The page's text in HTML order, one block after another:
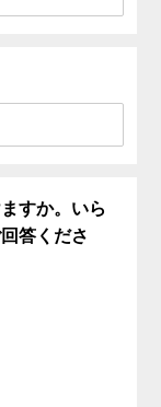
すか。いら
答くださ